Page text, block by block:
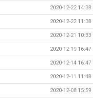
2020-12-22 14:38
2020-12-22 11:38
2020-12-21 10:33
2020-12-19 16:47
2020-12-14 16:47
2020-12-11 11:48
2020-12-08 15:59